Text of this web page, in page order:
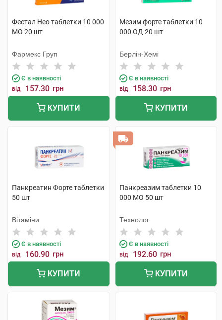
Фестал Нео таблетки 10 000
МО 20 шт
Фармекс Груп
Є в наявності
від 157.30 грн
КУПИТИ
Мезим форте таблетки 10
000 ОД 20 шт
Берлін-Хемі
Є в наявності
від 158.30 грн
КУПИТИ
Панкреатин Форте таблетки
50 шт
Вітаміни
Є в наявності
від 160.90 грн
КУПИТИ
Панкреазим таблетки 10
000 МО 50 шт
Технолог
Є в наявності
від 192.60 грн
КУПИТИ